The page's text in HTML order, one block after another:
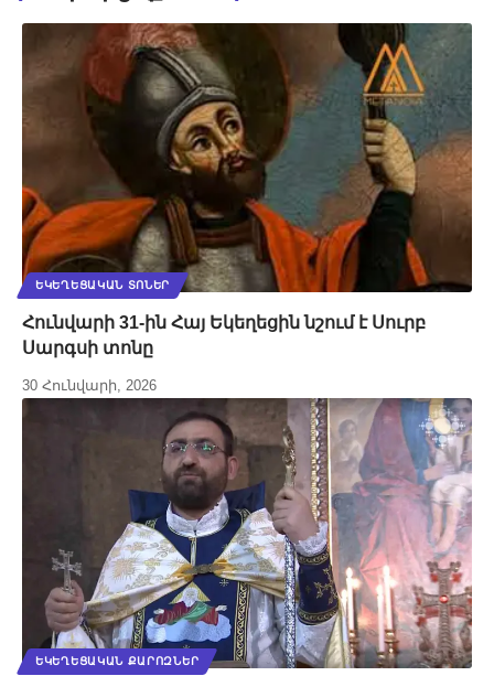
ԵԿԵՂԵՑԱԿԱՆ ՏՈՆԵՐ
Հունվարի 31-ին Հայ Եկեղեցին նշում է Սուրբ
Սարգսի տոնը
30 Հունվարի, 2026
ԵԿԵՂԵՑԱԿԱՆ ՔԱՐՈԶՆԵՐ